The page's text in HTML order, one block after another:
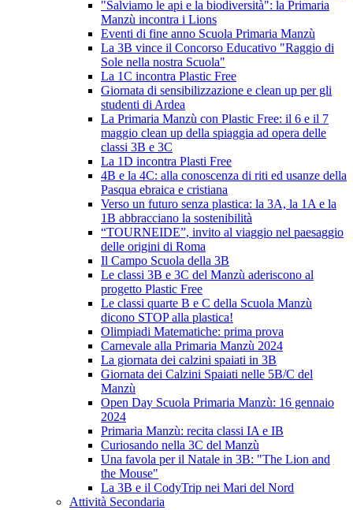
"Salviamo le api e la biodiversità": la Primaria
Manzù incontra i Lions
Eventi di fine anno Scuola Primaria Manzù
La 3B vince il Concorso Educativo "Raggio di
Sole nella nostra Scuola"
La 1C incontra Plastic Free
Giornata di sensibilizzazione e clean up per gli
studenti di Ardea
La Primaria Manzù con Plastic Free: il 6 e il 7
maggio clean up della spiaggia ad opera delle
classi 3B e 3C
La 1D incontra Plasti Free
4B e la 4C: alla conoscenza di riti ed usanze della
Pasqua ebraica e cristiana
Verso un futuro senza plastica: la 3A, la 1A e la
1B abbracciano la sostenibilità
“TOURNEIDE”, invito al viaggio nel paesaggio
delle origini di Roma
Il Campo Scuola della 3B
Le classi 3B e 3C del Manzù aderiscono al
progetto Plastic Free
Le classi quarte B e C della Scuola Manzù
dicono STOP alla plastica!
Olimpiadi Matematiche: prima prova
Carnevale alla Primaria Manzù 2024
La giornata dei calzini spaiati in 3B
Giornata dei Calzini Spaiati nelle 5B/C del
Manzù
Open Day Scuola Primaria Manzù: 16 gennaio
2024
Primaria Manzù: recita classi IA e IB
Curiosando nella 3C del Manzù
Una favola per il Natale in 3B: "The Lion and
the Mouse"
La 3B e il CodyTrip nei Mari del Nord
Attività Secondaria